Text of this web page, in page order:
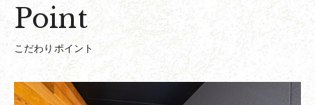
Point
こだわりポイント